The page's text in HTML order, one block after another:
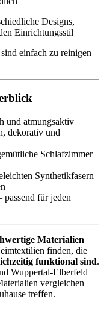
Designs,
Einrichtungsstil
einfach zu reinigen
und atmungsaktiv
dekorativ und
Schlafzimmer
Synthetikfasern
passend für jeden
Materialien
finden, die
funktional sind.
Wuppertal-Elberfeld
vergleichen
treffen.